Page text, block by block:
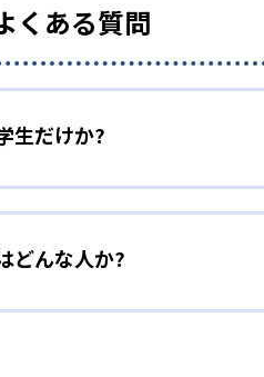
くある質問
生だけか?
どんな人か?